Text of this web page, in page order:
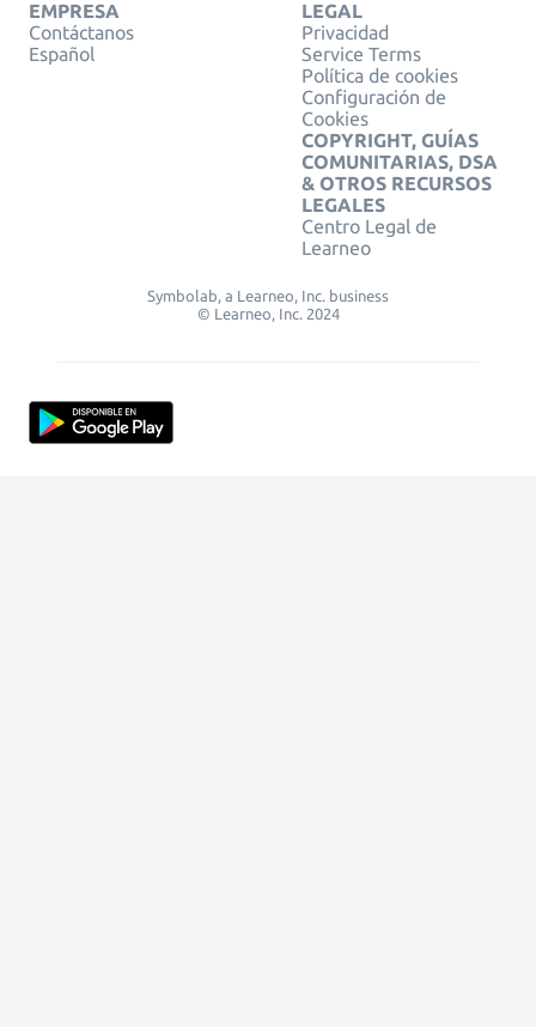
EMPRESA
Contáctanos
Español
LEGAL
Privacidad
Service Terms
Política de cookies
Configuración de
Cookies
COPYRIGHT, GUÍAS
COMUNITARIAS, DSA
& OTROS RECURSOS
LEGALES
Centro Legal de
Learneo
Symbolab, a Learneo, Inc. business
© Learneo, Inc. 2024